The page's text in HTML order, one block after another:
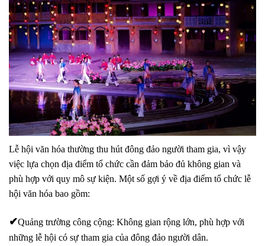
Lễ hội văn hóa thường thu hút đông đảo người tham gia, vì vậy
việc lựa chọn địa điểm tổ chức cần đảm bảo đủ không gian và
phù hợp với quy mô sự kiện. Một số gợi ý về địa điểm tổ chức lễ
hội văn hóa bao gồm:
✔Quảng trường công cộng: Không gian rộng lớn, phù hợp với
những lễ hội có sự tham gia của đông đảo người dân.